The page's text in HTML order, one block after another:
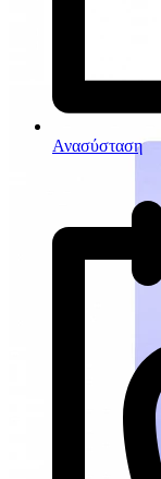
Ανασύσταση